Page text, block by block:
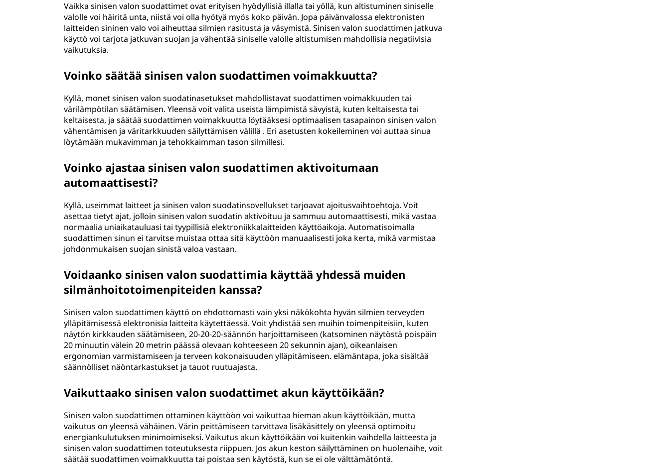
Vaikka sinisen valon suodattimet ovat erityisen hyödyllisiä illalla tai yöllä, kun altistuminen siniselle
valolle voi häiritä unta, niistä voi olla hyötyä myös koko päivän. Jopa päivänvalossa elektronisten
laitteiden sininen valo voi aiheuttaa silmien rasitusta ja väsymistä. Sinisen valon suodattimen jatkuva
käyttö voi tarjota jatkuvan suojan ja vähentää siniselle valolle altistumisen mahdollisia negatiivisia
vaikutuksia.
Voinko säätää sinisen valon suodattimen voimakkuutta?
Kyllä, monet sinisen valon suodatinasetukset mahdollistavat suodattimen voimakkuuden tai
värilämpötilan säätämisen. Yleensä voit valita useista lämpimistä sävyistä, kuten keltaisesta tai
keltaisesta, ja säätää suodattimen voimakkuutta löytääksesi optimaalisen tasapainon sinisen valon
vähentämisen ja väritarkkuuden säilyttämisen välillä . Eri asetusten kokeileminen voi auttaa sinua
löytämään mukavimman ja tehokkaimman tason silmillesi.
Voinko ajastaa sinisen valon suodattimen aktivoitumaan
automaattisesti?
Kyllä, useimmat laitteet ja sinisen valon suodatinsovellukset tarjoavat ajoitusvaihtoehtoja. Voit
asettaa tietyt ajat, jolloin sinisen valon suodatin aktivoituu ja sammuu automaattisesti, mikä vastaa
normaalia uniaikatauluasi tai tyypillisiä elektroniikkalaitteiden käyttöaikoja. Automatisoimalla
suodattimen sinun ei tarvitse muistaa ottaa sitä käyttöön manuaalisesti joka kerta, mikä varmistaa
johdonmukaisen suojan sinistä valoa vastaan.
Voidaanko sinisen valon suodattimia käyttää yhdessä muiden
silmänhoitotoimenpiteiden kanssa?
Sinisen valon suodattimen käyttö on ehdottomasti vain yksi näkökohta hyvän silmien terveyden
ylläpitämisessä elektronisia laitteita käytettäessä. Voit yhdistää sen muihin toimenpiteisiin, kuten
näytön kirkkauden säätämiseen, 20-20-20-säännön harjoittamiseen (katsominen näytöstä poispäin
20 minuutin välein 20 metrin päässä olevaan kohteeseen 20 sekunnin ajan), oikeanlaisen
ergonomian varmistamiseen ja terveen kokonaisuuden ylläpitämiseen. elämäntapa, joka sisältää
säännölliset näöntarkastukset ja tauot ruutuajasta.
Vaikuttaako sinisen valon suodattimet akun käyttöikään?
Sinisen valon suodattimen ottaminen käyttöön voi vaikuttaa hieman akun käyttöikään, mutta
vaikutus on yleensä vähäinen. Värin peittämiseen tarvittava lisäkäsittely on yleensä optimoitu
energiankulutuksen minimoimiseksi. Vaikutus akun käyttöikään voi kuitenkin vaihdella laitteesta ja
sinisen valon suodattimen toteutuksesta riippuen. Jos akun keston säilyttäminen on huolenaihe, voit
säätää suodattimen voimakkuutta tai poistaa sen käytöstä, kun se ei ole välttämätöntä.